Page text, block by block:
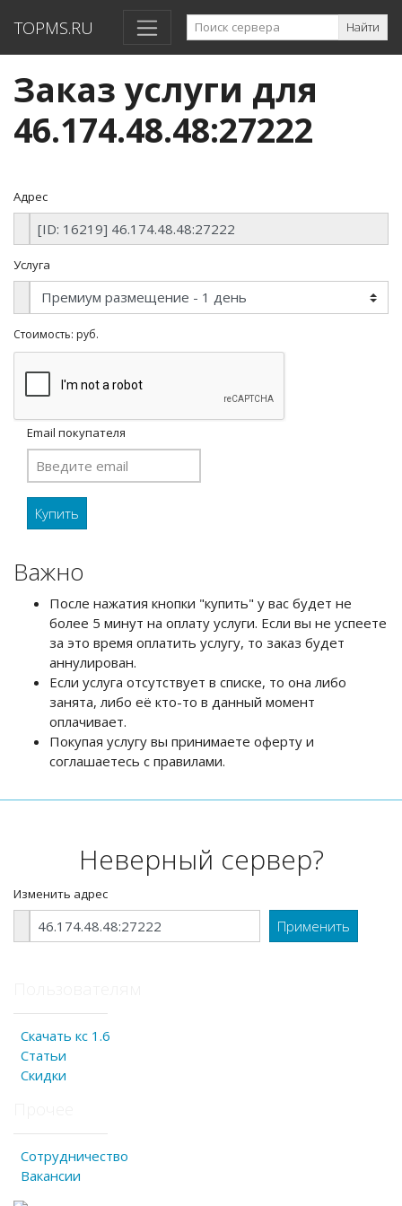
TOPMS.RU Найти
Заказ услуги для
46.174.48.48:27222
Адрес
Услуга
Стоимость: руб.
Email покупателя
Важно
После нажатия кнопки "купить" у вас будет не
более 5 минут на оплату услуги. Если вы не успеете
за это время оплатить услугу, то заказ будет
аннулирован.
Если услуга отсутствует в списке, то она либо
занята, либо её кто-то в данный момент
оплачивает.
Покупая услугу вы принимаете оферту и
соглашаетесь с правилами.
Неверный сервер?
Изменить адрес
Скачать кс 1.6
Статьи
Скидки
Сотрудничество
Вакансии